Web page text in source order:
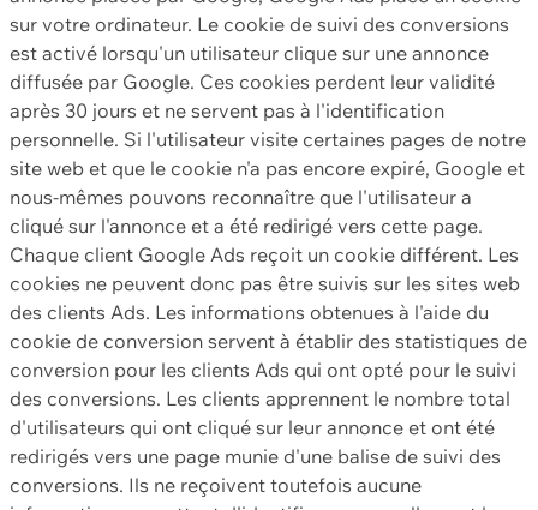
sur votre ordinateur. Le cookie de suivi des conversions
est activé lorsqu'un utilisateur clique sur une annonce
diffusée par Google. Ces cookies perdent leur validité
après 30 jours et ne servent pas à l'identification
personnelle. Si l'utilisateur visite certaines pages de notre
site web et que le cookie n'a pas encore expiré, Google et
nous-mêmes pouvons reconnaître que l'utilisateur a
cliqué sur l'annonce et a été redirigé vers cette page.
Chaque client Google Ads reçoit un cookie différent. Les
cookies ne peuvent donc pas être suivis sur les sites web
des clients Ads. Les informations obtenues à l'aide du
cookie de conversion servent à établir des statistiques de
conversion pour les clients Ads qui ont opté pour le suivi
des conversions. Les clients apprennent le nombre total
d'utilisateurs qui ont cliqué sur leur annonce et ont été
redirigés vers une page munie d'une balise de suivi des
conversions. Ils ne reçoivent toutefois aucune